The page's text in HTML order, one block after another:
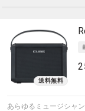
あらゆるミュージシャ